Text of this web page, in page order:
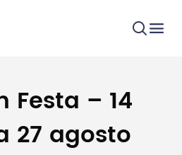
Festa – 14
27 agosto